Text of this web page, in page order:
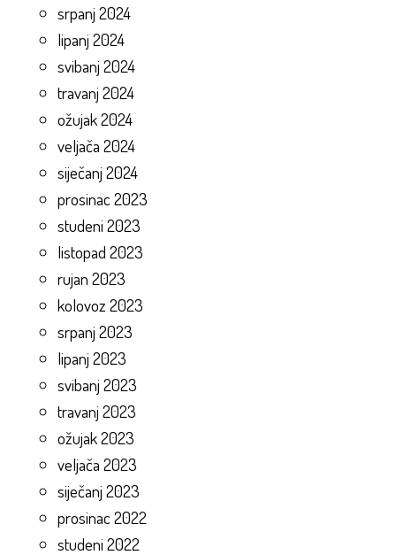
srpanj 2024
lipanj 2024
svibanj 2024
travanj 2024
ožujak 2024
veljača 2024
siječanj 2024
prosinac 2023
studeni 2023
listopad 2023
rujan 2023
kolovoz 2023
srpanj 2023
lipanj 2023
svibanj 2023
travanj 2023
ožujak 2023
veljača 2023
siječanj 2023
prosinac 2022
studeni 2022